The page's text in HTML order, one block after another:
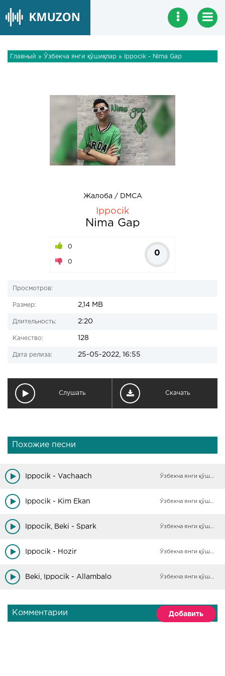
Главный » Ўзбекча янги қўшиқлар » Ippocik - Nima Gap
Жалоба / DMCA
Ippocik
Nima Gap
0
0
0
Просмотров:
Размер: 2,14 MB
Длительность: 2:20
Качество: 128
Дата релиза: 25-05-2022, 16:55
Слушать Скачать
Похожие песни
Ippocik - Vachaach Ўзбекча янги қўшиқлар
Ippocik - Kim Ekan Ўзбекча янги қўшиқлар
Ippocik, Beki - Spark Ўзбекча янги қўшиқлар
Ippocik - Hozir Ўзбекча янги қўшиқлар
Beki, Ippocik - Allambalo Ўзбекча янги қўшиқлар
Комментарии Добавить